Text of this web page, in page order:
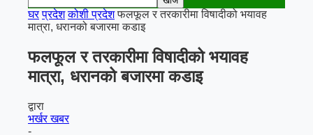
घर प्रदेश कोशी प्रदेश फलफूल र तरकारीमा विषादीको भयावह
मात्रा, धरानको बजारमा कडाइ
फलफूल र तरकारीमा विषादीको भयावह
मात्रा, धरानको बजारमा कडाइ
द्वारा
भर्खर खबर
-